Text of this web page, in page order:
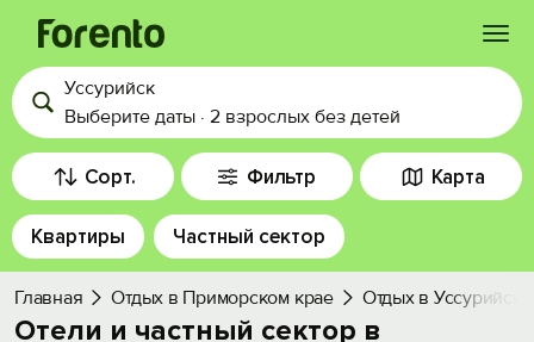
Войти
Избранное
История просмотра
Добавить свой объект
Уссурийск
Выберите даты · 2 взрослых без детей
Сорт. Фильтр Карта
Квартиры Частный сектор
Главная Отдых в Приморском крае Отдых в Уссурийске
Отели и частный сектор в